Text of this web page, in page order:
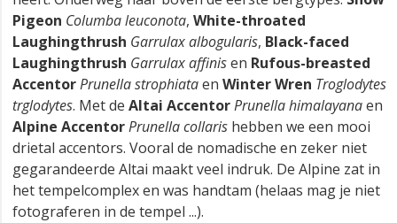
Pigeon Columba leuconota, White-throated
Laughingthrush Garrulax albogularis, Black-faced
Laughingthrush Garrulax affinisen Rufous-breasted
AccentorPrunella strophiataen Winter Wren Troglodytes
trglodytes. Met de Altai AccentorPrunella himalayanaen
Alpine AccentorPrunella collaris hebben we een mooi
drietal accentors. Vooral de nomadische en zeker niet
gegarandeerde Altai maakt veel indruk. De Alpine zat in
het tempelcomplex en was handtam (helaas mag je niet
fotograferen in de tempel ...).